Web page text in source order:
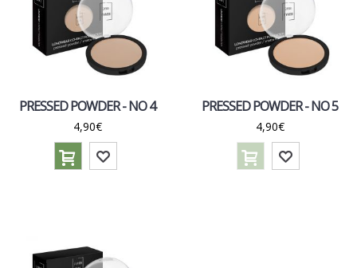
PRESSED POWDER - NO 4
4,90€
PRESSED POWDER - NO 5
4,90€